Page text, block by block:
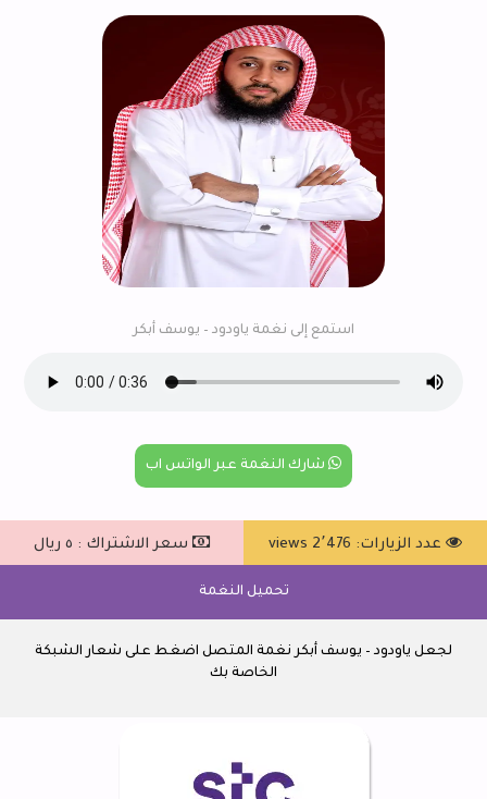
استمع إلى نغمة ياودود – يوسف أبكر
شارك النغمة عبر الواتس اب
عدد الزيارات: 2٬476 views سعر الاشتراك : ٥ ريال
تحميل النغمة
لجعل ياودود – يوسف أبكر نغمة المتصل اضغط على شعار الشبكة
الخاصة بك